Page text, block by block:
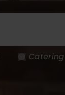
Catering